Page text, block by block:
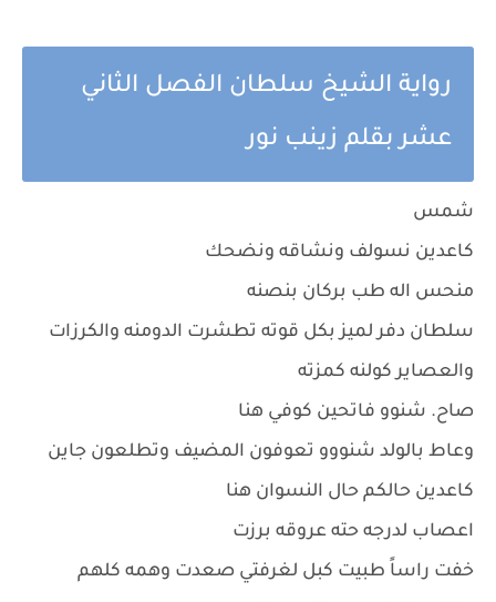
رواية الشيخ سلطان الفصل الثاني
عشر بقلم زينب نور
شمس
كاعدين نسولف ونشاقه ونضحك
منحس اله طب بركان بنصنه
سلطان دفر لميز بكل قوته تطشرت الدومنه والكرزات
والعصاير كولنه كمزته
صاح. شنوو فاتحين كوفي هنا
وعاط بالولد شنووو تعوفون المضيف وتطلعون جاين
كاعدين حالكم حال النسوان هنا
اعصاب لدرجه حته عروقه برزت
خفت راساً طبيت كبل لغرفتي صعدت وهمه كلهم